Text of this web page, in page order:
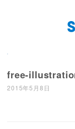
free-
2015年5月8日